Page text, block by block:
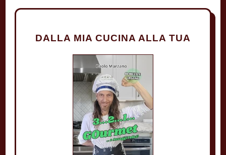
DALLA MIA CUCINA ALLA TUA